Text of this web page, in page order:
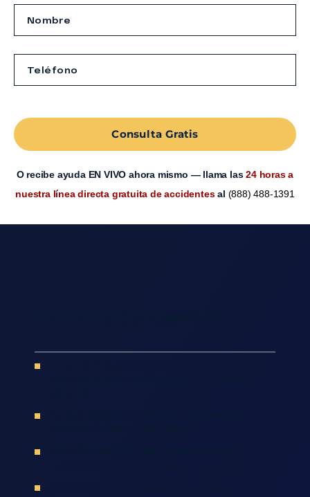
Consulta Gratis
O recibe ayuda EN VIVO ahora mismo — llama las24 horas a
nuestra línea directa gratuita de accidentesal (888) 488-1391